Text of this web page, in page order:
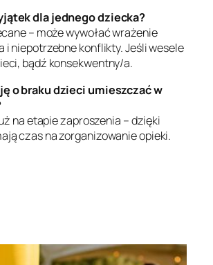
dla jednego dziecka?
– może wywołać wrażenie
i niepotrzebne konflikty. Jeśli wesele
bądź konsekwentny/a.
o braku dzieci umieszczać w
na etapie zaproszenia – dzięki
czas na zorganizowanie opieki.